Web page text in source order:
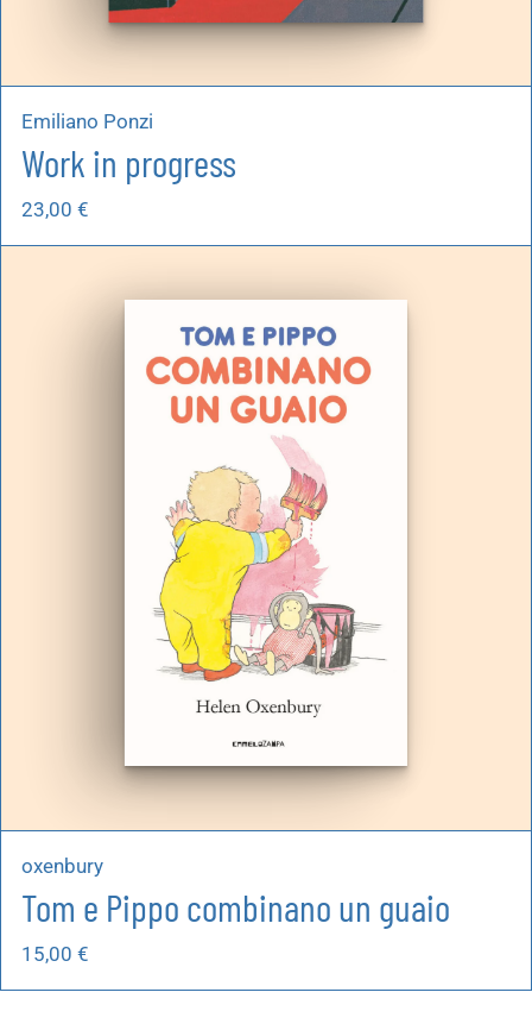
Emiliano Ponzi
Work in progress
23,00 €
oxenbury
Tom e Pippo combinano un guaio
15,00 €